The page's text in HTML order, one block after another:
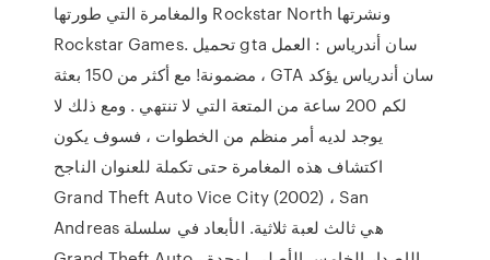
والمغامرة التي طورتها Rockstar North ونشرتها
Rockstar Games. تحميل gta سان أندرياس : العمل
مضمونة! مع أكثر من 150 بعثة ، GTA سان أندرياس يؤكد
لكم 200 ساعة من المتعة التي لا تنتهي . ومع ذلك لا
يوجد لديه أمر منظم من الخطوات ، فسوف يكون
اكتشاف هذه المغامرة حتى تكملة للعنوان الناجح
Grand Theft Auto Vice City (2002) ، San
Andreas هي ثالث لعبة ثلاثية. الأبعاد في سلسلة